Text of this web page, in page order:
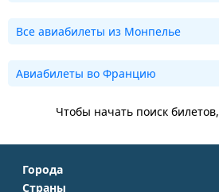
Все авиабилеты из Монпелье
Авиабилеты во Францию
Чтобы начать поиск билетов,
Города
Страны